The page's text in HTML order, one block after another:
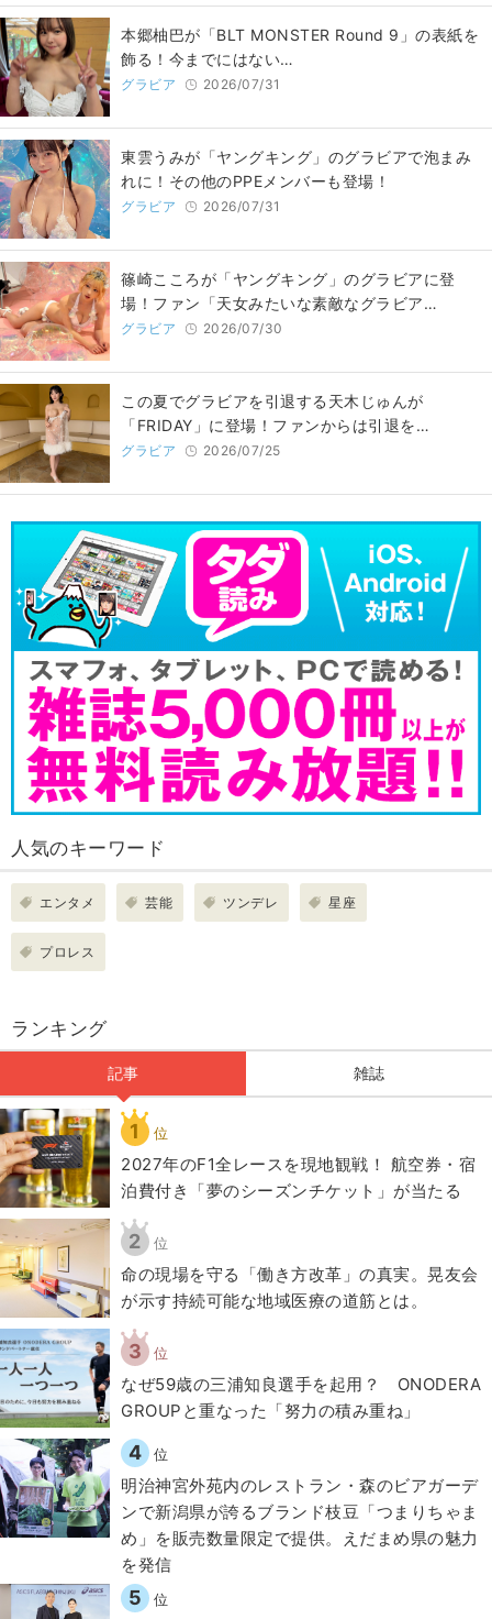
本郷柚巴が「BLT MONSTER Round 9」の表紙を
飾る！今までにはない…
グラビア 2026/07/31
東雲うみが「ヤングキング」のグラビアで泡まみ
れに！その他のPPEメンバーも登場！
グラビア 2026/07/31
篠崎こころが「ヤングキング」のグラビアに登
場！ファン「天女みたいな素敵なグラビア…
グラビア 2026/07/30
この夏でグラビアを引退する天木じゅんが
「FRIDAY」に登場！ファンからは引退を…
グラビア 2026/07/25
人気のキーワード
エンタメ 芸能 ツンデレ 星座
プロレス
ランキング
記事 雑誌
1 位
2027年のF1全レースを現地観戦！ 航空券・宿
泊費付き「夢のシーズンチケット」が当たる
2 位
​命の現場を守る「働き方改革」の真実。晃友会
が示す持続可能な地域医療の道筋とは。
3 位
なぜ59歳の三浦知良選手を起用？ ONODERA
GROUPと重なった「努力の積み重ね」
4 位
明治神宮外苑内のレストラン・森のビアガーデ
ンで新潟県が誇るブランド枝豆「つまりちゃま
め」を販売数量限定で提供。えだまめ県の魅力
を発信
5 位